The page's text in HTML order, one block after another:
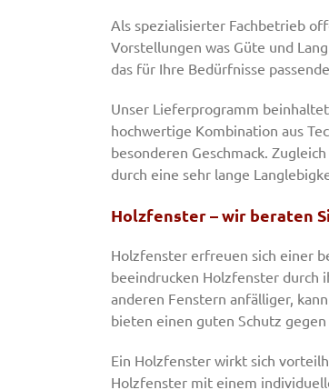
Als spezialisierter Fachbetrieb
Vorstellungen was Güte und
das für Ihre Bedürfnisse
Unser Lieferprogramm
hochwertige Kombination aus
besonderen Geschmack.
durch eine sehr lange
Holzfenster – wir beraten
Holzfenster erfreuen sich einer
beeindrucken Holzfenster durch
anderen Fenstern anfälliger,
bieten einen guten Schutz
Ein Holzfenster wirkt sich
Holzfenster mit einem